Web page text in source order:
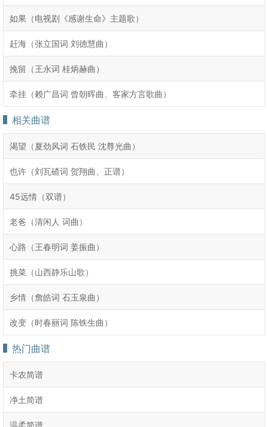
如果（电视剧《感谢生命》主题歌）
赶海（张立国词 刘德慧曲）
挽留（王永词 桂炳赫曲）
牵挂（赖广昌词 曾朝晖曲、客家方言歌曲）
相关曲谱
渴望（夏劲风词 石铁民 沈尊光曲）
也许（刘瓦碴词 贺翔曲、正谱）
​45远情（双谱）
老爸（清闲人 词曲）
心路（王春明词 姜振曲）
挑菜（山西静乐山歌）
乡情（詹皓词 石玉泉曲）
改变（时春丽词 陈铁生曲）
热门曲谱
卡农简谱
净土简谱
温柔简谱